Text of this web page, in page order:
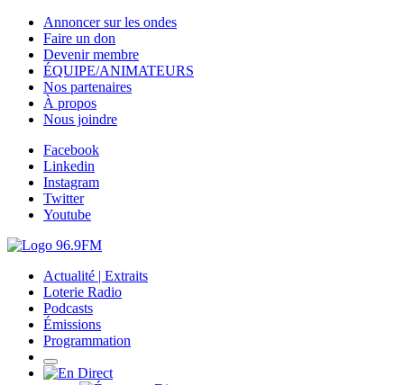
Annoncer sur les ondes
Faire un don
Devenir membre
ÉQUIPE/ANIMATEURS
Nos partenaires
À propos
Nous joindre
Facebook
Linkedin
Instagram
Twitter
Youtube
Actualité | Extraits
Loterie Radio
Podcasts
Émissions
Programmation